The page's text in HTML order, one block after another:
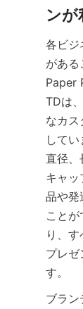
ンが
各ビジ
がある
Paper
TDは
なカス
して
直径、
キャッ
品や発
こと
り、
プレゼ
す。
ブラン